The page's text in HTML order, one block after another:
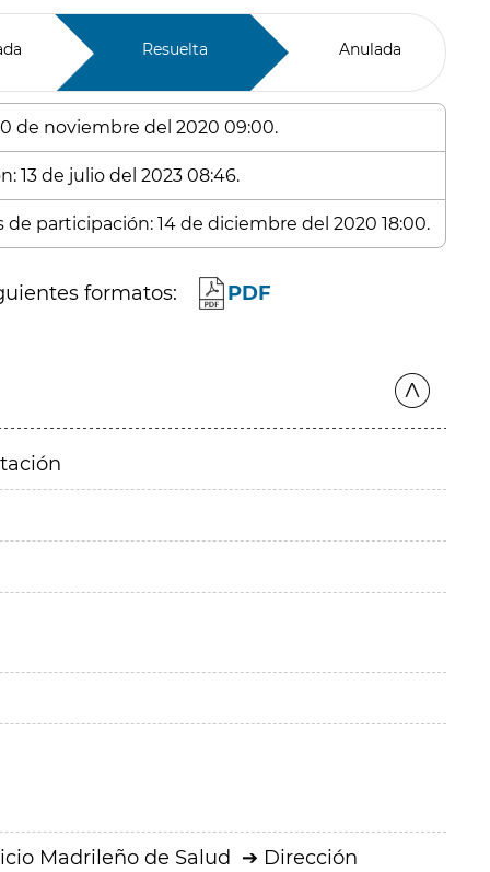
Resuelta Anulada
de noviembre del 2020 09:00.
13 de julio del 2023 08:46.
participación: 14 de diciembre del 2020 18:00.
formatos: PDF
Madrileño de Salud
Dirección